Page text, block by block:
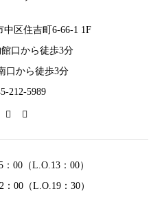
中区住吉町6-66-1 1F
口から徒歩3分
口から徒歩3分
212-5989
00（L.O.13：00）
00（L.O.19：30）